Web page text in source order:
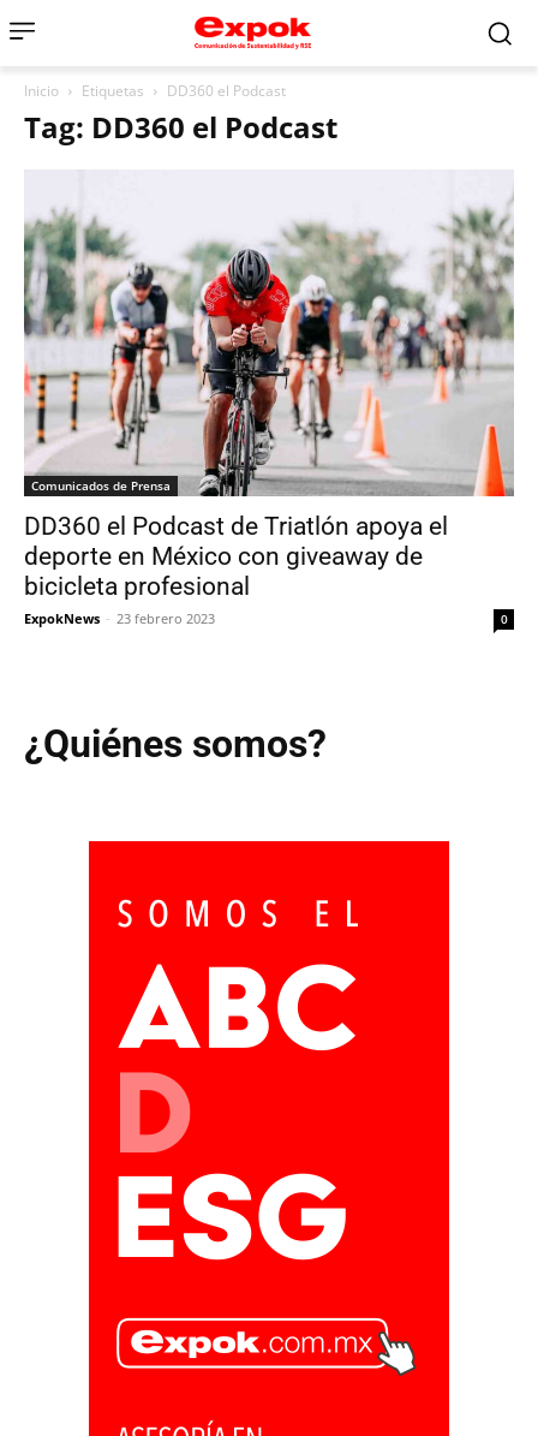
Inicio Etiquetas DD360 el Podcast
Tag: DD360 el Podcast
Comunicados de Prensa
DD360 el Podcast de Triatlón apoya el
deporte en México con giveaway de
bicicleta profesional
ExpokNews - 23 febrero 2023 0
¿Quiénes somos?